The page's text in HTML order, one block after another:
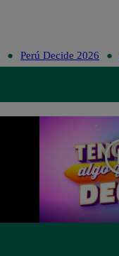
Perú Decide 2026